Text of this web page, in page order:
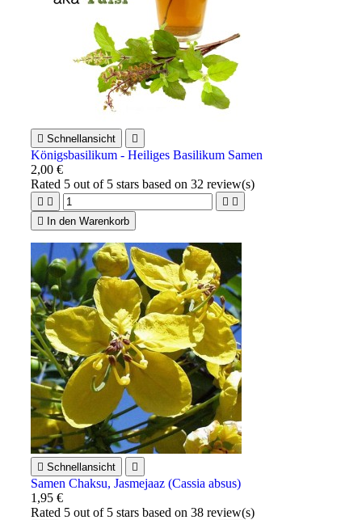
 Schnellansicht 
Königsbasilikum - Heiliges Basilikum Samen
2,00 €
Rated 5 out of 5 stars based on32 review(s)
   

In den Warenkorb
 Schnellansicht 
Samen Chaksu, Jasmejaaz (Cassia absus)
1,95 €
Rated 5 out of 5 stars based on38 review(s)